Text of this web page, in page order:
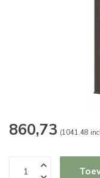
860,73 (1041.48